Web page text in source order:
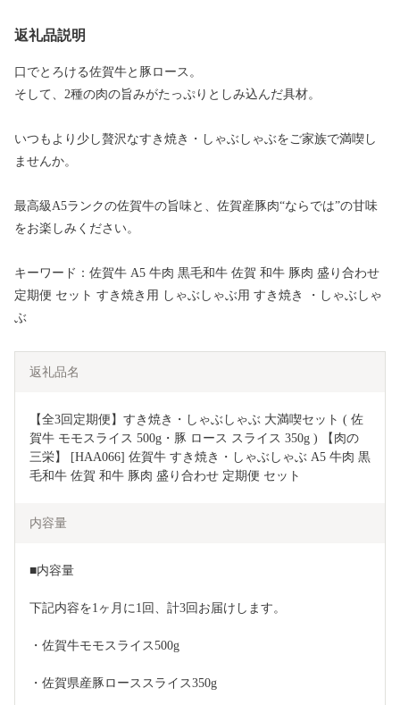
返礼品説明
口でとろける佐賀牛と豚ロース。
そして、2種の肉の旨みがたっぷりとしみ込んだ具材。
いつもより少し贅沢なすき焼き・しゃぶしゃぶをご家族で満喫し
ませんか。
最高級A5ランクの佐賀牛の旨味と、佐賀産豚肉“ならでは”の甘味
をお楽しみください。
キーワード：佐賀牛 A5 牛肉 黒毛和牛 佐賀 和牛 豚肉 盛り合わせ
定期便 セット すき焼き用 しゃぶしゃぶ用 すき焼き ・しゃぶしゃ
ぶ
返礼品名
【全3回定期便】すき焼き・しゃぶしゃぶ 大満喫セット ( 佐
賀牛 モモスライス 500g・豚 ロース スライス 350g ) 【肉の
三栄】 [HAA066] 佐賀牛 すき焼き・しゃぶしゃぶ A5 牛肉 黒
毛和牛 佐賀 和牛 豚肉 盛り合わせ 定期便 セット
内容量
■内容量
下記内容を1ヶ月に1回、計3回お届けします。
・佐賀牛モモスライス500g
・佐賀県産豚ローススライス350g